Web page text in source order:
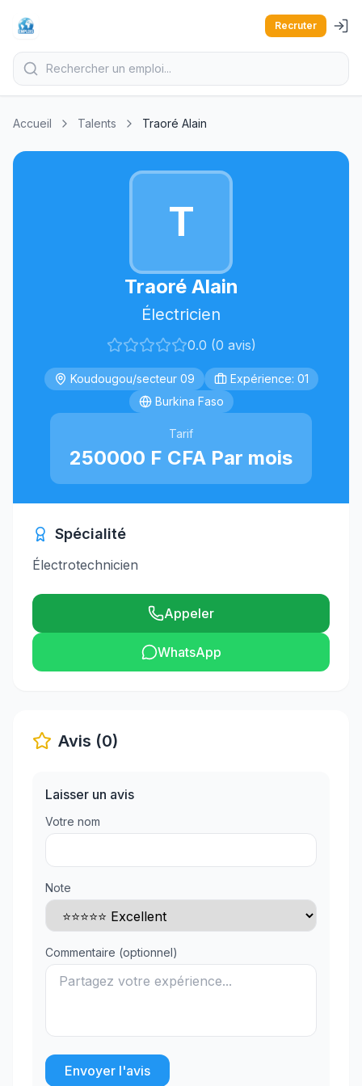
Recruter
Accueil Talents Traoré Alain
T
Traoré Alain
Électricien
0.0 (0 avis)
Koudougou/secteur 09
Expérience: 01
Burkina Faso
Tarif
250000 F CFA Par mois
Spécialité
Électrotechnicien
Appeler
WhatsApp
Avis (0)
Laisser un avis
Votre nom
Note
Commentaire (optionnel)
Envoyer l'avis